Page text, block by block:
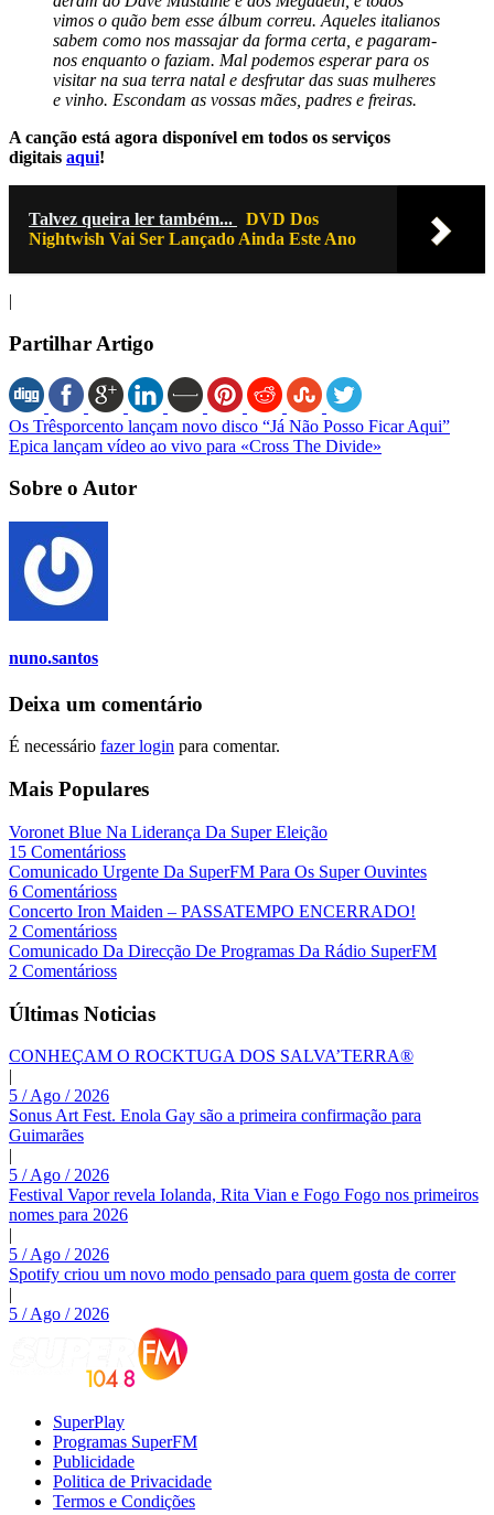
vimos o quão bem esse álbum correu. Aqueles italianos
sabem como nos massajar da forma certa, e pagaram-
nos enquanto o faziam. Mal podemos esperar para os
visitar na sua terra natal e desfrutar das suas mulheres
e vinho. Escondam as vossas mães, padres e freiras.
A canção está agora disponível em todos os serviços
digitais aqui!
Talvez queira ler também...
DVD Dos
Nightwish Vai Ser Lançado Ainda Este Ano
|
Partilhar Artigo
Os Trêsporcento lançam novo disco “Já Não Posso Ficar Aqui”
Epica lançam vídeo ao vivo para «Cross The Divide»
Sobre o Autor
nuno.santos
Deixa um comentário
É necessário fazer login para comentar.
Mais Populares
Voronet Blue Na Liderança Da Super Eleição
15 Comentárioss
Comunicado Urgente Da SuperFM Para Os Super Ouvintes
6 Comentárioss
Concerto Iron Maiden – PASSATEMPO ENCERRADO!
2 Comentárioss
Comunicado Da Direcção De Programas Da Rádio SuperFM
2 Comentárioss
Últimas Noticias
CONHEÇAM O ROCKTUGA DOS SALVA’TERRA®
|
5 / Ago / 2026
Sonus Art Fest. Enola Gay são a primeira confirmação para
Guimarães
|
5 / Ago / 2026
Festival Vapor revela Iolanda, Rita Vian e Fogo Fogo nos primeiros
nomes para 2026
|
5 / Ago / 2026
Spotify criou um novo modo pensado para quem gosta de correr
|
5 / Ago / 2026
SuperPlay
Programas SuperFM
Publicidade
Politica de Privacidade
Termos e Condições